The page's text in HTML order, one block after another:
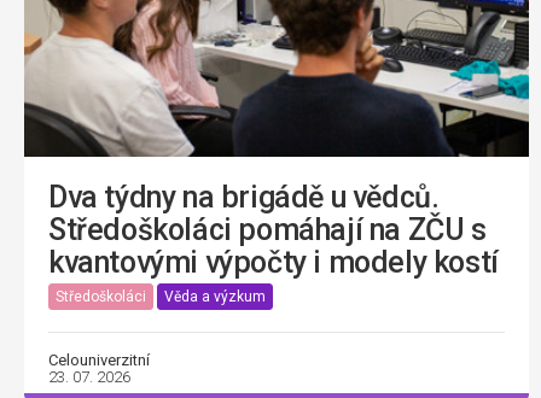
Dva týdny na brigádě u vědců.
Středoškoláci pomáhají na ZČU s
kvantovými výpočty i modely kostí
Středoškoláci Věda a výzkum
Celouniverzitní
23. 07. 2026